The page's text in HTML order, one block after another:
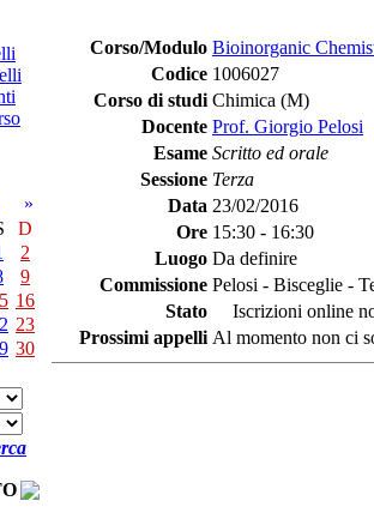
»
D
2
9
16
23
30
Corso/Modulo Bioinorganic
Codice 1006027
Corso di studi Chimica (M)
Docente Prof. Giorgio Pelosi
Esame Scritto ed orale
Sessione Terza
Data 23/02/2016
Ore 15:30 - 16:30
Luogo Da definire
Commissione Pelosi - Bisceglie -
Stato
Iscrizioni online
Prossimi appelli Al momento non ci